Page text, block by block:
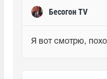
Бесогон TV
Я вот смотрю,